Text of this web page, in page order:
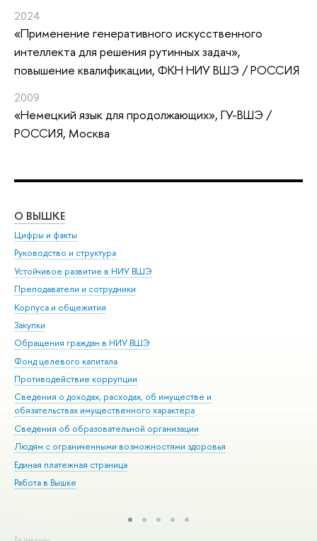
2024
«Применение генеративного искусственного
интеллекта для решения рутинных задач»,
повышение квалификации, ФКН НИУ ВШЭ / РОССИЯ
2009
«Немецкий язык для продолжающих», ГУ-ВШЭ /
РОССИЯ, Москва
О ВЫШКЕ
Цифры и факты
Руководство и структура
Устойчивое развитие в НИУ ВШЭ
Преподаватели и сотрудники
Корпуса и общежития
Закупки
Обращения граждан в НИУ ВШЭ
Фонд целевого капитала
Противодействие коррупции
Сведения о доходах, расходах, об имуществе и
обязательствах имущественного характера
Сведения об образовательной организации
Людям с ограниченными возможностями здоровья
Единая платежная страница
Работа в Вышке